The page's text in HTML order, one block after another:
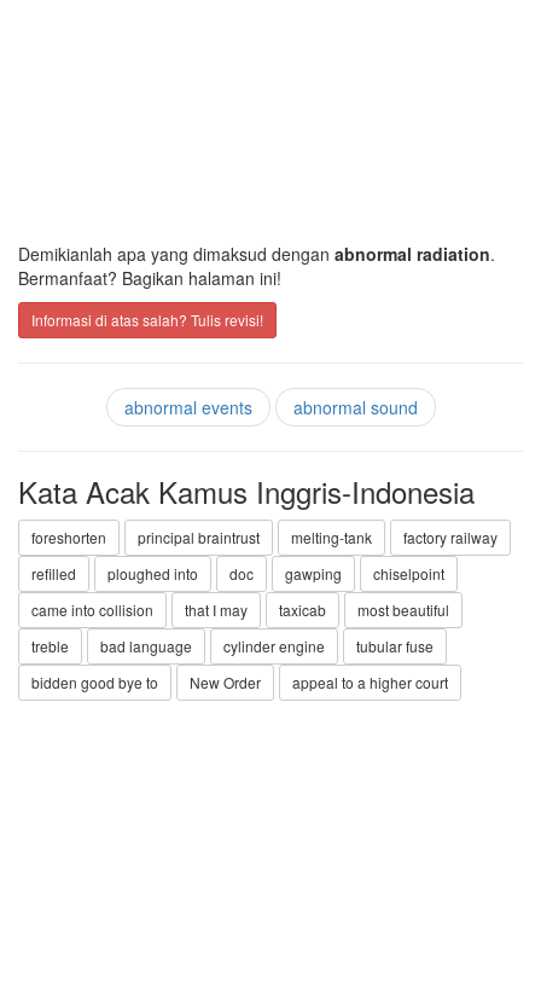
Demikianlah apa yang dimaksud dengan abnormal radiation.
Bermanfaat? Bagikan halaman ini!
Informasi di atas salah? Tulis revisi!
abnormal events abnormal sound
Kata Acak Kamus Inggris-Indonesia
foreshorten principal braintrust melting-tank
factory railway
refilled
ploughed into doc gawping
chiselpoint
came into collision
that I may taxicab
most beautiful
treble
bad language cylinder engine
tubular fuse
bidden good bye to
New Order appeal to a higher court